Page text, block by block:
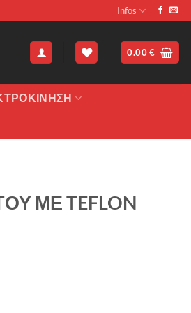
Infos
0.00€
ΜΕ TEFLON